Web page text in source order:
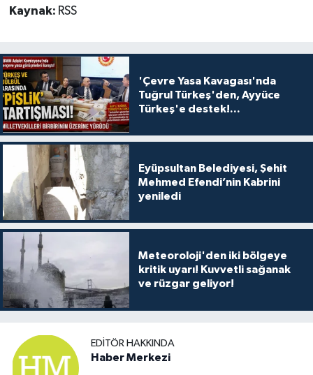
Kaynak: RSS
'Çevre Yasa Kavagası'nda
Tuğrul Türkeş'den, Ayyüce
Türkeş'e destek!...
Eyüpsultan Belediyesi, Şehit
Mehmed Efendi’nin Kabrini
yeniledi
Meteoroloji'den iki bölgeye
kritik uyarı! Kuvvetli sağanak
ve rüzgar geliyor!
EDITÖR HAKKINDA
Haber Merkezi